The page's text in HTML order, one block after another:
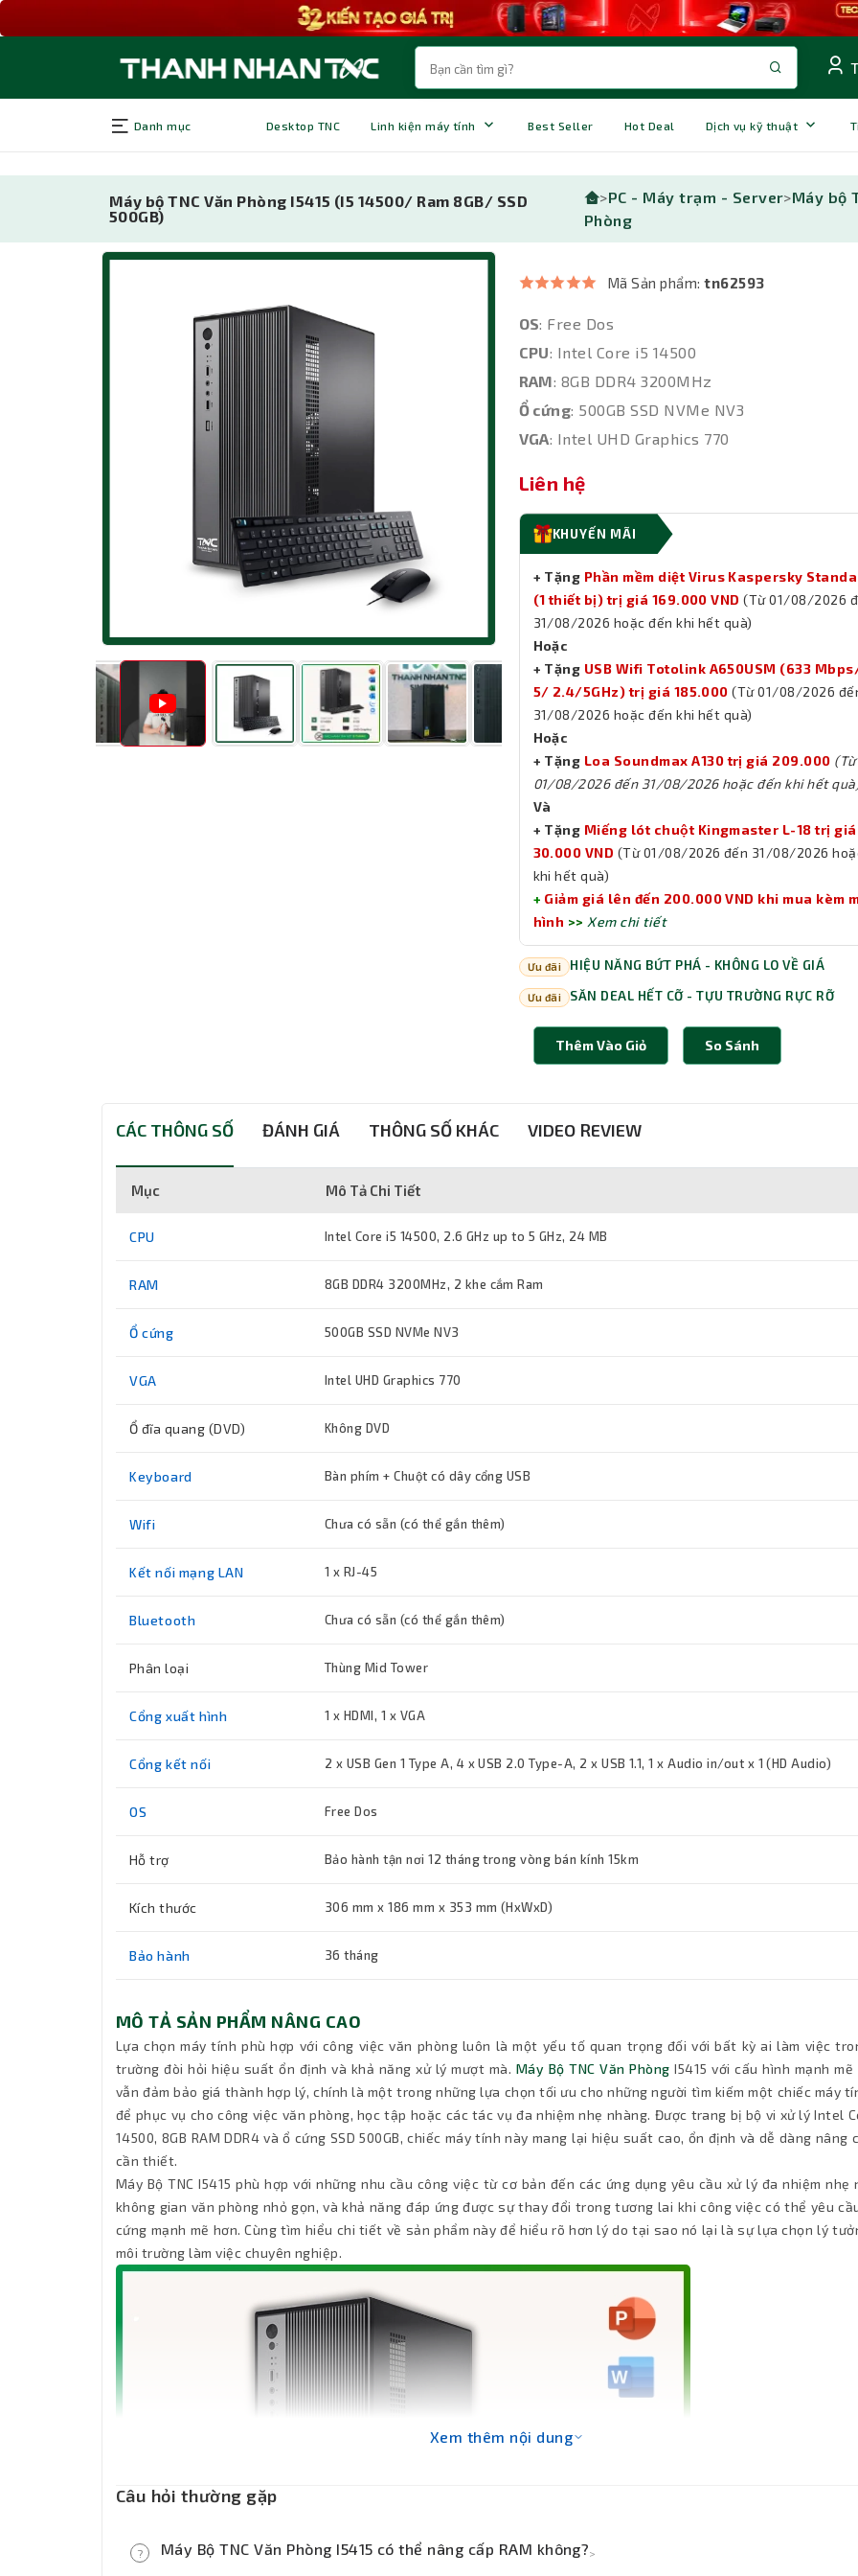
Danh mục Desktop TNC Linh kiện máy tính Best Seller Hot Deal Dịch vụ kỹ thuật
Máy bộ TNC Văn Phòng I5415 (I5 14500/ Ram 8GB/ SSD
500GB)
>PC - Máy trạm - Server>Máy bộ
Phòng
Mã Sản phẩm:tn62593
OS: Free Dos
CPU: Intel Core i5 14500
RAM: 8GB DDR4 3200MHz
Ổ cứng: 500GB SSD NVMe NV3
VGA: Intel UHD Graphics 770
Liên hệ
KHUYẾN MÃI
+ Tặng Phần mềm diệt Virus Kaspersky
(1 thiết bị) trị giá 169.000 VND (Từ 01/08/2026
31/08/2026 hoặc đến khi hết quà)
Hoặc
+ Tặng USB Wifi Totolink A650USM (633
5/ 2.4/5GHz) trị giá 185.000 (Từ 01/08/2026
31/08/2026 hoặc đến khi hết quà)
Hoặc
+ Tặng Loa Soundmax A130 trị giá 209.000 (Từ
01/08/2026 đến 31/08/2026 hoặc đến khi hết
Và
+ Tặng Miếng lót chuột Kingmaster L-18 trị giá
30.000 VND (Từ 01/08/2026 đến 31/08/2026
khi hết quà)
+ Giảm giá lên đến 200.000 VND khi mua kèm
hình >> Xem chi tiết
Ưu đãi HIỆU NĂNG BỨT PHÁ - KHÔNG LO VỀ GIÁ
Ưu đãi SĂN DEAL HẾT CỠ - TỰU TRƯỜNG RỰC RỠ
Thêm Vào Giỏ So Sánh
CÁC THÔNG SỐ ĐÁNH GIÁ THÔNG SỐ KHÁC VIDEO REVIEW
Mục Mô Tả Chi Tiết
CPU Intel Core i5 14500, 2.6 GHz up to 5 GHz, 24 MB
RAM 8GB DDR4 3200MHz, 2 khe cắm Ram
Ổ cứng 500GB SSD NVMe NV3
VGA Intel UHD Graphics 770
Ổ đĩa quang (DVD) Không DVD
Keyboard Bàn phím + Chuột có dây cổng USB
Wifi Chưa có sẵn (có thể gắn thêm)
Kết nối mạng LAN 1 x RJ-45
Bluetooth Chưa có sẵn (có thể gắn thêm)
Phân loại Thùng Mid Tower
Cổng xuất hình 1 x HDMI, 1 x VGA
Cổng kết nối 2 x USB Gen 1 Type A, 4 x USB 2.0 Type-A, 2 x USB 1.1, 1 x Audio in/out x 1 (HD Audio)
OS Free Dos
Hỗ trợ Bảo hành tận nơi 12 tháng trong vòng bán kính 15km
Kích thước 306 mm x 186 mm x 353 mm (HxWxD)
Bảo hành 36 tháng
MÔ TẢ SẢN PHẨM NÂNG CAO
Lựa chọn máy tính phù hợp với công việc văn phòng luôn là một yếu tố quan trọng đối với bất kỳ ai làm việc
trường đòi hỏi hiệu suất ổn định và khả năng xử lý mượt mà. Máy Bộ TNC Văn Phòng I5415 với cấu hình mạnh mẽ
vẫn đảm bảo giá thành hợp lý, chính là một trong những lựa chọn tối ưu cho những người tìm kiếm một chiếc máy
để phục vụ cho công việc văn phòng, học tập hoặc các tác vụ đa nhiệm nhẹ nhàng. Được trang bị bộ vi xử lý Intel
14500, 8GB RAM DDR4 và ổ cứng SSD 500GB, chiếc máy tính này mang lại hiệu suất cao, ổn định và dễ dàng nâng
cần thiết.
Máy Bộ TNC I5415 phù hợp với những nhu cầu công việc từ cơ bản đến các ứng dụng yêu cầu xử lý đa nhiệm nhẹ
không gian văn phòng nhỏ gọn, và khả năng đáp ứng được sự thay đổi trong tương lai khi công việc có thể yêu
cứng mạnh mẽ hơn. Cùng tìm hiểu chi tiết về sản phẩm này để hiểu rõ hơn lý do tại sao nó lại là sự lựa chọn lý
môi trường làm việc chuyên nghiệp.
Xem thêm nội dung
Câu hỏi thường gặp
? Máy Bộ TNC Văn Phòng I5415 có thể nâng cấp RAM không?>